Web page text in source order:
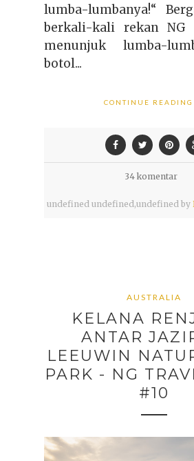
lumba-lumbanya!“
berkali-kali rekan NG
menunjuk lumba-
botol...
CONTINUE READING
34 komentar
undefined undefined,undefined by
AUSTRALIA
KELANA
ANTAR
LEEUWIN
PARK - NG
#10